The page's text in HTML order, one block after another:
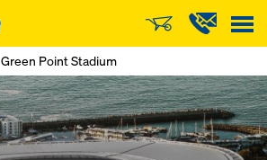
Green Point Stadium